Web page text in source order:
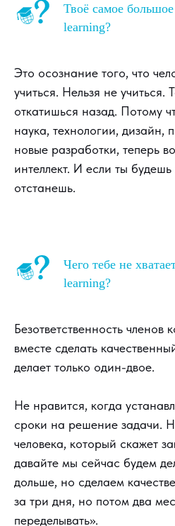
Твоё самое
learning?
Это осознание того, что
учиться. Нельзя не
откатишься назад. Потому
наука, технологии, дизайн,
новые разработки, теперь
интеллект. И если ты
отстанешь.
Чего тебе не
learning?
Безответственность
вместе сделать
делает только один-двое.
Не нравится, когда
сроки на решение задачи.
человека, который скажет
давайте мы сейчас будем
дольше, но сделаем
за три дня, но потом два
переделывать».